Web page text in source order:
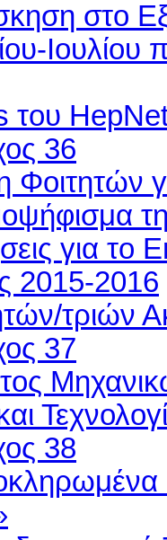
στο
του
36
Φοιτητών
για το
2015-2016
37
38